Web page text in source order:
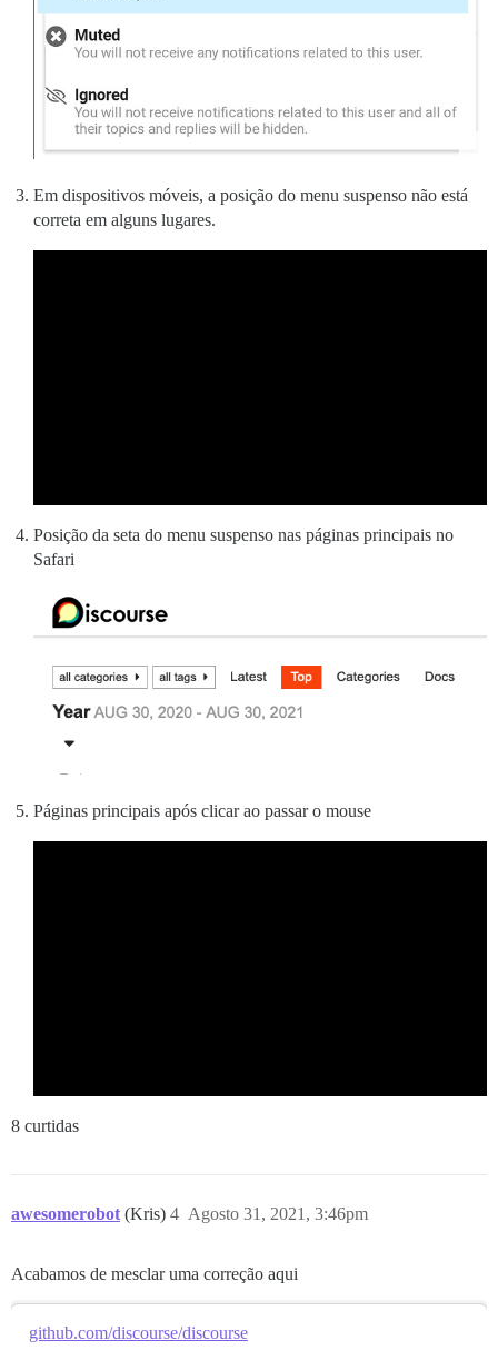
Em dispositivos móveis, a posição do menu suspenso não está
correta em alguns lugares.
Posição da seta do menu suspenso nas páginas principais no
Safari
Páginas principais após clicar ao passar o mouse
8 curtidas
awesomerobot (Kris) Agosto 31, 2021, 3:46pm
4
Acabamos de mesclar uma correção aqui
github.com/discourse/discourse